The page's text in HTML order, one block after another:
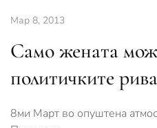
Мар 8, 2013
Само жената
политичките
8ми Март во опуштена